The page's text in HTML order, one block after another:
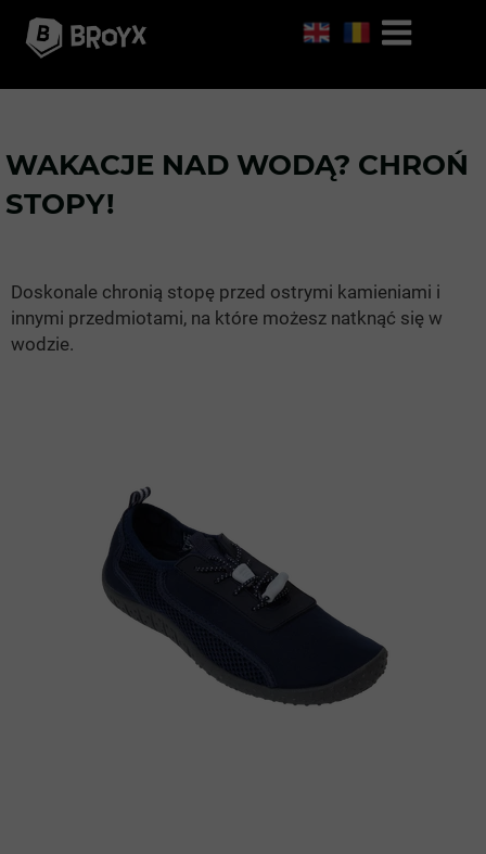
WAKACJE NAD WODĄ? CHROŃ
STOPY!
Doskonale chronią stopę przed ostrymi kamieniami i
innymi przedmiotami, na które możesz natknąć się w
wodzie.